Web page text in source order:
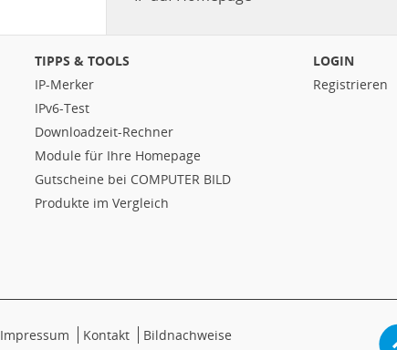
TIPPS & TOOLS
IP-Merker
IPv6-Test
Downloadzeit-Rechner
Module für Ihre Homepage
Gutscheine bei COMPUTER BILD
Produkte im Vergleich
LOGIN
Registrieren
Impressum Kontakt Bildnachweise